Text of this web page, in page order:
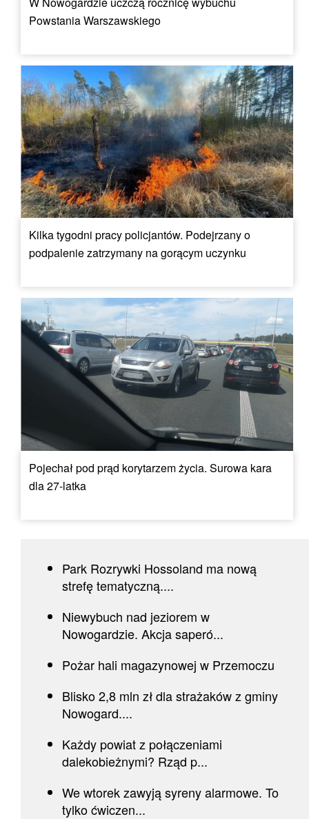
Powstania Warszawskiego
Kilka tygodni pracy policjantów. Podejrzany o
podpalenie zatrzymany na gorącym uczynku
Pojechał pod prąd korytarzem życia. Surowa kara
dla 27-latka
Park Rozrywki Hossoland ma nową
strefę tematyczną....
Niewybuch nad jeziorem w
Nowogardzie. Akcja saperó...
Pożar hali magazynowej w Przemoczu
Blisko 2,8 mln zł dla strażaków z gminy
Nowogard....
Każdy powiat z połączeniami
dalekobieżnymi? Rząd p...
We wtorek zawyją syreny alarmowe. To
tylko ćwiczen...